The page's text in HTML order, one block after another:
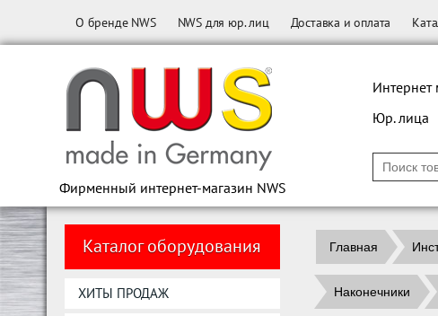
О бренде NWS NWS для юр. лиц Доставка и оплата
Фирменный интернет-магазин NWS
Интернет
Юр. лица
Каталог оборудования
ХИТЫ ПРОДАЖ
Главная
Наконечники